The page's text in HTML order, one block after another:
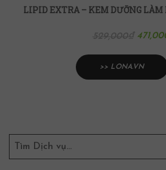
>> LONA.VN